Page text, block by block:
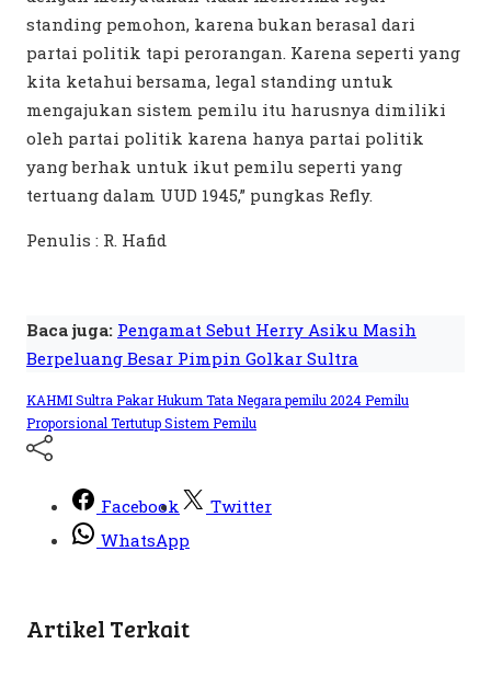
standing pemohon, karena bukan berasal dari
partai politik tapi perorangan. Karena seperti yang
kita ketahui bersama, legal standing untuk
mengajukan sistem pemilu itu harusnya dimiliki
oleh partai politik karena hanya partai politik
yang berhak untuk ikut pemilu seperti yang
tertuang dalam UUD 1945,” pungkas Refly.
Penulis : R. Hafid
Baca juga: Pengamat Sebut Herry Asiku Masih
Berpeluang Besar Pimpin Golkar Sultra
KAHMI SultraPakar Hukum Tata Negarapemilu 2024Pemilu
Proporsional TertutupSistem Pemilu
Facebook
Twitter
WhatsApp
Artikel Terkait